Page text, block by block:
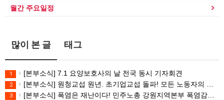
월간 주요일정
많이 본 글 태그
1 [본부소식] 7.1 요양보호사의 날 전국 동시 기자회견
2 [본부소식] 원청교섭 원년. 초기업교섭 돌파! 모든 노동자의 노동기본권 쟁취! 민주노총 7.15 총파업대회
3 [본부소식] 폭염은 재난이다! 민주노총 강원지역본부 폭염감시단 선포 기자회견